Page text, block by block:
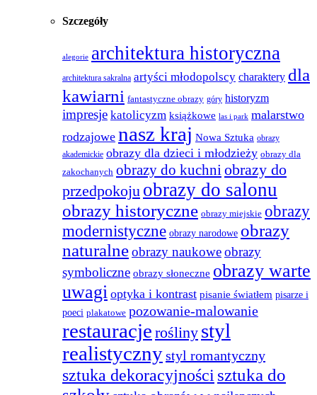
Szczegóły
alegorie architektura historyczna
architektura sakralna artyści młodopolscy charaktery dla
kawiarni fantastyczne obrazy góry historyzm
impresje katolicyzm książkowe las i park malarstwo
rodzajowe nasz kraj Nowa Sztuka obrazy
akademickie obrazy dla dzieci i młodzieży obrazy dla
zakochanych obrazy do kuchniobrazy do
przedpokoju obrazy do salonu
obrazy historyczne obrazy miejskie obrazy
modernistyczne obrazy narodowe obrazy
naturalneobrazy naukoweobrazy
symboliczne obrazy słoneczne obrazy warte
uwagi optyka i kontrast pisanie światłem pisarze i
poeci plakatowe pozowanie-malowanie
restauracje rośliny styl
realistycznystyl romantyczny
sztuka dekoracyjności sztuka do